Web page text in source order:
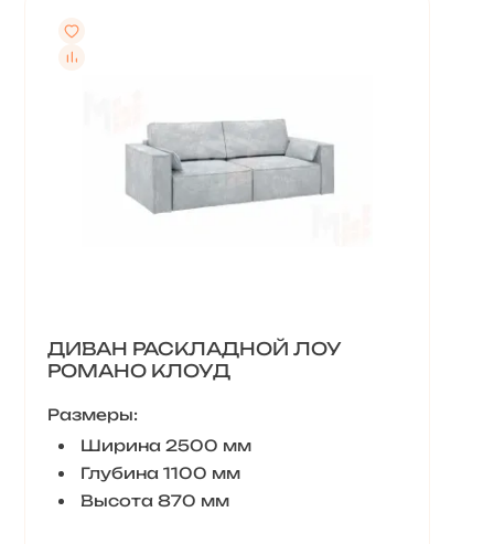
ДИВАН РАСКЛАДНОЙ ЛОУ
РОМАНО КЛОУД
Размеры:
Ширина 2500 мм
Глубина 1100 мм
Высота 870 мм